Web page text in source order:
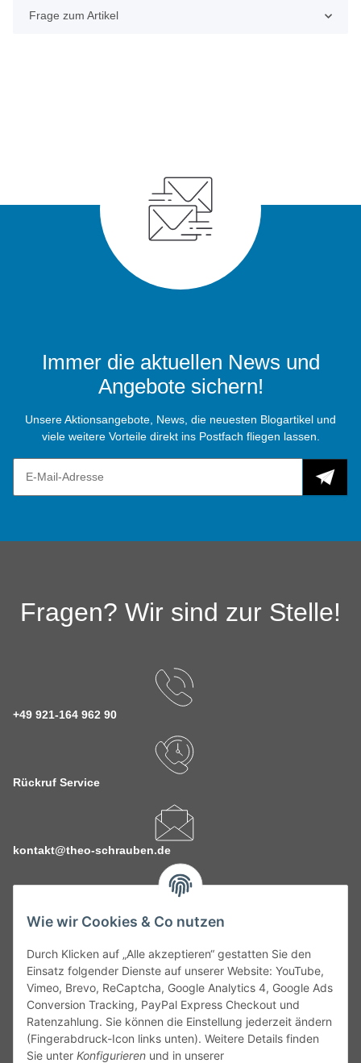
Wie wir Cookies & Co nutzen
Durch Klicken auf „Alle akzeptieren“ gestatten Sie den
Einsatz folgender Dienste auf unserer Website: YouTube,
Vimeo, Brevo, ReCaptcha, Google Analytics 4, Google Ads
Conversion Tracking, PayPal Express Checkout und
Ratenzahlung. Sie können die Einstellung jederzeit ändern
(Fingerabdruck-Icon links unten). Weitere Details finden
Sie unter Konfigurieren und in unserer
Frage zum Artikel
Immer die aktuellen News und
Angebote sichern!
Unsere Aktionsangebote, News, die neuesten Blogartikel und
viele weitere Vorteile direkt ins Postfach fliegen lassen.
Fragen? Wir sind zur Stelle!
+49 921-164 962 90
Rückruf Service
kontakt@theo-schrauben.de
Service
Gesetzliche Informationen
Alle technischen Angaben ohne Gewähr. Irrtümer und fehlerhafte